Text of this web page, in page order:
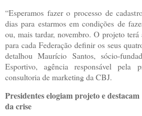
“Esperamos fazer o processo de
dias para estarmos em condições de
ou, mais tardar, novembro. O projeto terá
para cada Federação definir os seus
detalhou Maurício Santos, sócio-
Esportivo, agência responsável pela
consultoria de marketing da CBJ.
Presidentes elogiam projeto e
da crise